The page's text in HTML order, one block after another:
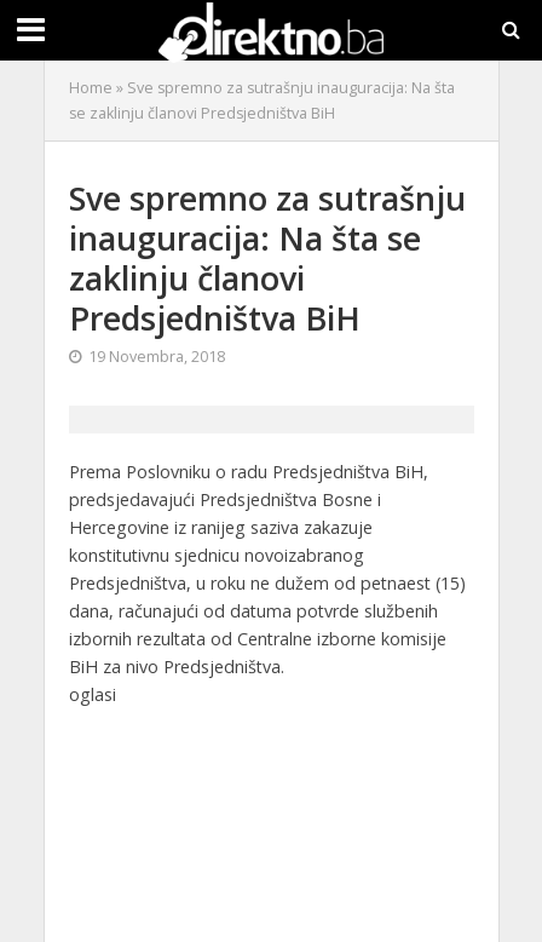
Home » Sve spremno za sutrašnju inauguracija: Na šta
se zaklinju članovi Predsjedništva BiH
Sve spremno za sutrašnju
inauguracija: Na šta se
zaklinju članovi
Predsjedništva BiH
19 Novembra, 2018
Prema Poslovniku o radu Predsjedništva BiH,
predsjedavajući Predsjedništva Bosne i
Hercegovine iz ranijeg saziva zakazuje
konstitutivnu sjednicu novoizabranog
Predsjedništva, u roku ne dužem od petnaest (15)
dana, računajući od datuma potvrde službenih
izbornih rezultata od Centralne izborne komisije
BiH za nivo Predsjedništva.
oglasi